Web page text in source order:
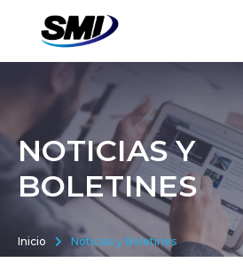
NOTICIAS Y
BOLETINES
Inicio Noticias y Boletines